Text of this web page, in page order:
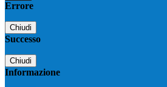
Errore
Chiudi
Successo
Chiudi
Informazione